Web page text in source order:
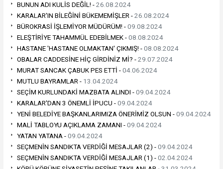
BUNUN ADI KULİS DEĞİL! -26.08.2024
KARALAR'IN BİLEĞİNİ BÜKEMEMİŞLER -26.08.2024
BÜROKRASİ İŞLEMİYOR MÜDÜRÜM! -09.08.2024
ELEŞTİRİYE TAHAMMÜL EDEBİLMEK -08.08.2024
HASTANE 'HASTANE OLMAKTAN' ÇIKMIŞ! -08.08.2024
OBALAR CADDESİNE HİÇ GİRDİNİZ Mİ? -29.07.2024
MURAT SANCAK ÇABUK PES ETTİ -04.06.2024
MUTLU BAYRAMLAR - 13.04.2024
SEÇİM KURLUNDAKİ MAZBATA ALINDI -09.04.2024
KARALAR'DAN 3 ÖNEMLİ İPUCU -09.04.2024
YENİ BELEDİYE BAŞKANLARIMIZA ÖNERİMİZ OLSUN -09.04.2024
MALİ TABLOYU AÇIKLAMA ZAMANI -09.04.2024
YATAN YATANA -09.04.2024
SEÇMENİN SANDIKTA VERDİĞİ MESAJLAR (2) -09.04.2024
SEÇMENİN SANDIKTA VERDİĞİ MESAJLAR (1) -02.04.2024